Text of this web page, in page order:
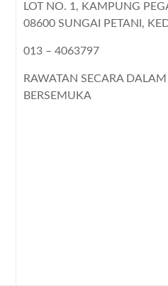
LOT NO. 1, KAMPUNG
08600 SUNGAI PETANI,
013 – 4063797
RAWATAN SECARA
BERSEMUKA